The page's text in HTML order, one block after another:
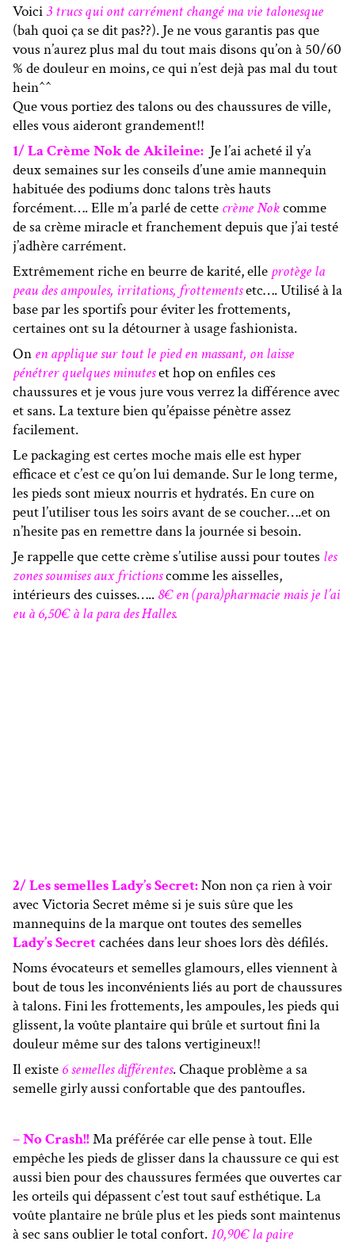
Voici3 trucs qui ont carrément changé ma vie talonesque
(bah quoi ça se dit pas??). Je ne vous garantis pas que
vous n’aurez plus mal du tout mais disons qu’on à 50/60
% de douleur en moins, ce qui n’est dejà pas mal du tout
hein^^
Que vous portiez des talons ou des chaussures de ville,
elles vous aideront grandement!!
1/ La Crème Nok de Akileine: Je l’ai acheté il y’a
deux semaines sur les conseils d’une amie mannequin
habituée des podiums donc talons très hauts
forcément…. Elle m’a parlé de cette crème Nokcomme
de sa crème miracle et franchement depuis que j’ai testé
j’adhère carrément.
Extrêmement riche en beurre de karité, elle protège la
peau des ampoules, irritations, frottementsetc…. Utilisé à la
base par les sportifs pour éviter les frottements,
certaines ont su la détourner à usage fashionista.
On en applique sur tout le pied en massant, on laisse
pénétrer quelques minuteset hop on enfiles ces
chaussures et je vous jure vous verrez la différence avec
et sans. La texture bien qu’épaisse pénètre assez
facilement.
Le packaging est certes moche mais elle est hyper
efficace et c’est ce qu’on lui demande. Sur le long terme,
les pieds sont mieux nourris et hydratés. En cure on
peut l’utiliser tous les soirs avant de se coucher….et on
n’hesite pas en remettre dans la journée si besoin.
Je rappelle que cette crème s’utilise aussi pour toutes les
zones soumises aux frictionscomme les aisselles,
intérieurs des cuisses….. 8€ en (para)pharmacie mais je l’ai
eu à 6,50€ à la para des Halles.
2/ Les semelles Lady’s Secret:Non non ça rien à voir
avec Victoria Secret même si je suis sûre que les
mannequins de la marque ont toutes des semelles
Lady’s Secretcachées dans leur shoes lors dès défilés.
Noms évocateurs et semelles glamours, elles viennent à
bout de tous les inconvénients liés au port de chaussures
à talons. Fini les frottements, les ampoules, les pieds qui
glissent, la voûte plantaire qui brûle et surtout fini la
douleur même sur des talons vertigineux!!
Il existe 6 semelles différentes. Chaque problème a sa
semelle girly aussi confortable que des pantoufles.
– No Crash!!Ma préférée car elle pense à tout. Elle
empêche les pieds de glisser dans la chaussure ce qui est
aussi bien pour des chaussures fermées que ouvertes car
les orteils qui dépassent c’est tout sauf esthétique. La
voûte plantaire ne brûle plus et les pieds sont maintenus
à sec sans oublier le total confort. 10,90€ la paire